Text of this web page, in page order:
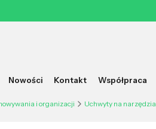
Nowości Kontakt Współpraca
i organizacji Uchwyty na narzędzia